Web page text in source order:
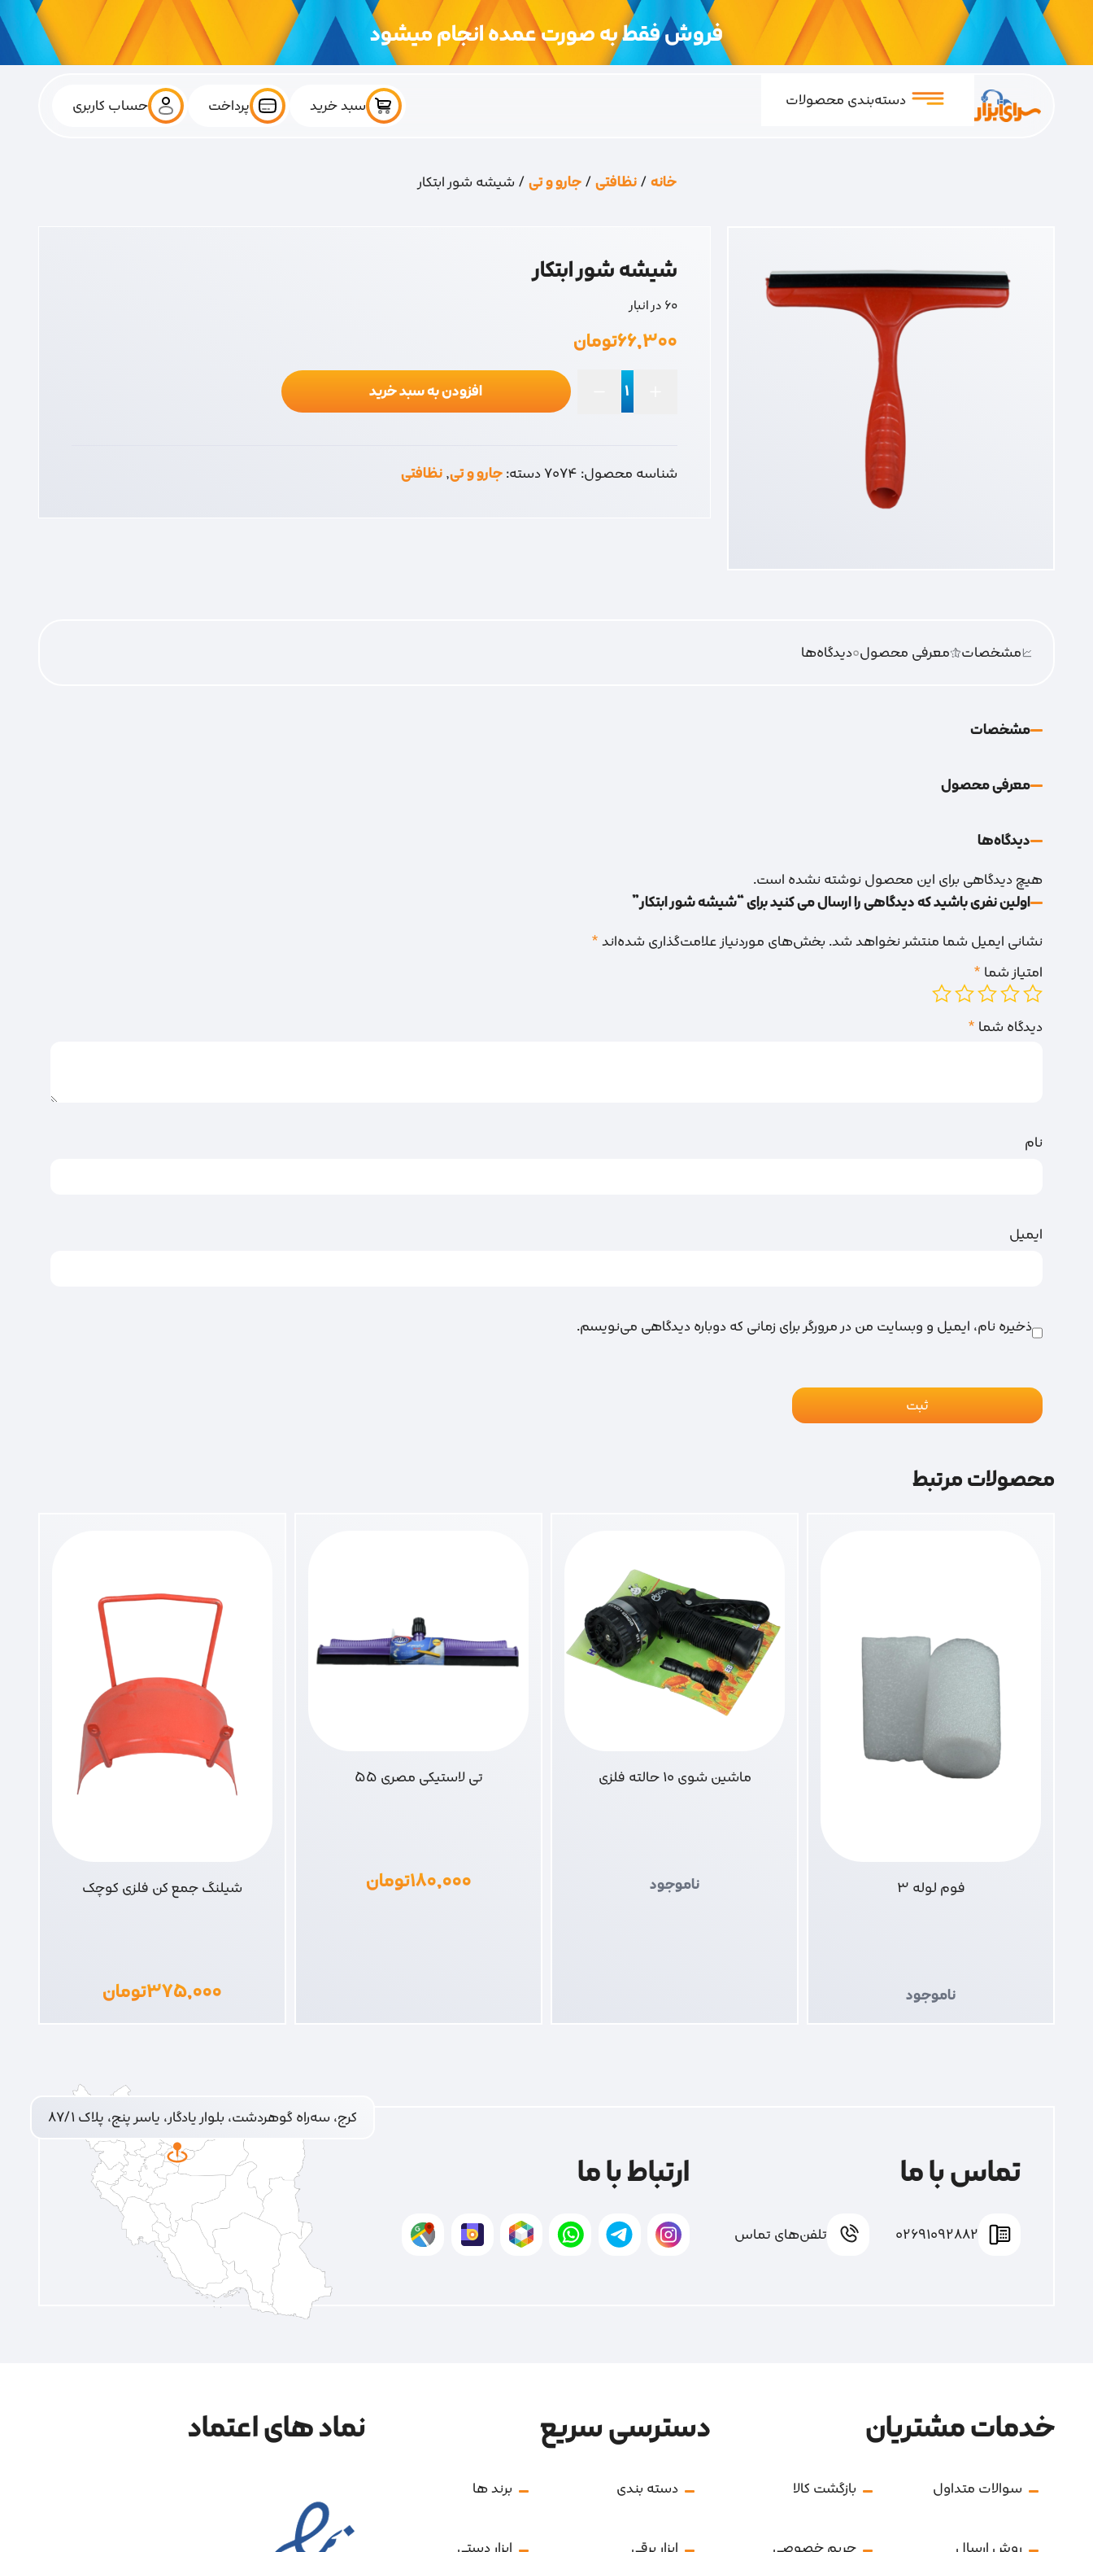
فروش فقط به صورت عمده انجام میشود
دسته‌بندی محصولات سبد خرید پرداخت حساب کاربری
خانه/نظافتی/جارو و تی/ شیشه شور ابتکار
شیشه شور ابتکار
60 در انبار
۶۶,۳۰۰تومان
عدد
افزودن به سبد خرید
شناسه محصول: 7074دسته:جارو و تی,نظافتی
مشخصات معرفی محصول0دیدگاه‌‌ها
مشخصات
معرفی محصول
دیدگاه‌‌ها
هیچ دیدگاهی برای این محصول نوشته نشده است.
اولین نفری باشید که دیدگاهی را ارسال می کنید برای “شیشه شور ابتکار”
نشانی ایمیل شما منتشر نخواهد شد. بخش‌های موردنیاز علامت‌گذاری شده‌اند*
امتیاز شما *
دیدگاه شما *
نام
ایمیل
ذخیره نام، ایمیل و وبسایت من در مرورگر برای زمانی که دوباره دیدگاهی می‌نویسم.
محصولات مرتبط
فوم لوله 3
ناموجود
ماشین شوی 10 حالته فلزی
ناموجود
تی لاستیکی مصری 55
۱۸۰,۰۰۰تومان شیلنگ جمع کن فلزی کوچک
۳۷۵,۰۰۰تومان
تماس با ما
02691092882 تلفن‌های تماس
ارتباط با ما
کرج، سه‌راه گوهردشت، بلوار یادگار، یاسر پنج، پلاک ۸۷/۱
خدمات مشتریان
سوالات متداول بازگشت کالا
دسترسی سریع
دسته بندی برند ها
نماد های اعتماد